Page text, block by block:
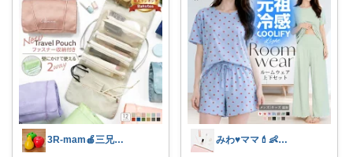
3R-mam🍎三兄弟母 みわ♥️ママ💄👶夏かわいい